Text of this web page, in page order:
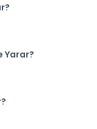
Yarar?